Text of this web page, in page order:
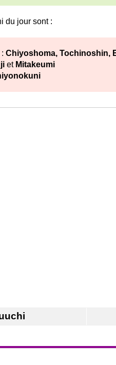
du jour sont :
Chiyoshoma, Tochinoshin,
et Mitakeumi